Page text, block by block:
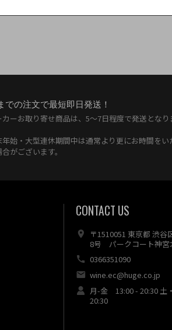
での注文で最短即日発送！
ーお取り寄せ商品は、5〜7日程度で発送となり
始・大型連休期間中は通常より更にお時間をい
がございます。
CONTACT US
〒1510051 東京都 渋谷
8号 パークコート神宮
0366351090
wine.ec@huge.co.jp
月-金 13:00 - 20:30 土
20:30